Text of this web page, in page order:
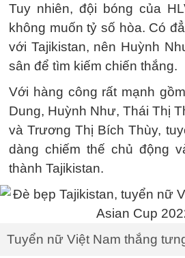
Tuy nhiên, đội bóng của
không muốn tỷ số hòa. Có
với Tajikistan, nên Huỳnh
sân để tìm kiếm chiến thắng.
Với hàng công rất mạnh
Dung, Huỳnh Như, Thái Thị
và Trương Thị Bích Thùy,
dàng chiếm thế chủ động
thành Tajikistan.
Tuyển nữ Việt Nam thắng